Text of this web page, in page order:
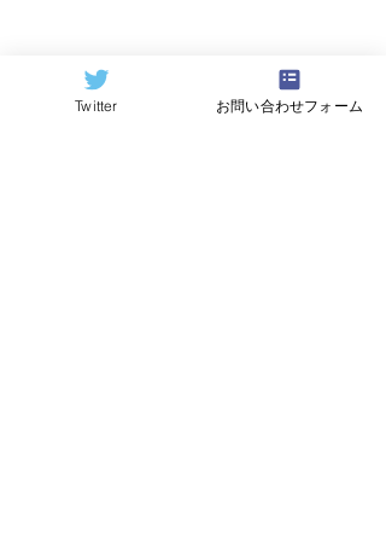
Twitter お問い合わせフォーム